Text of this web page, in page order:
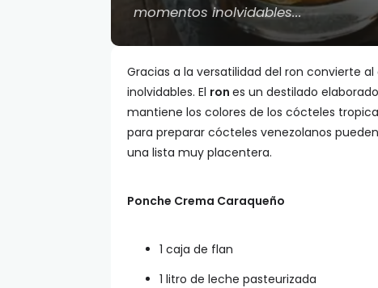
momentos inolvidables...
Gracias a la versatilidad del ron convierte
inolvidables. El ron es un destilado
mantiene los colores de los cócteles
para preparar cócteles venezolanos
una lista muy placentera.
Ponche Crema Caraqueño
1 caja de flan
1 litro de leche pasteurizada